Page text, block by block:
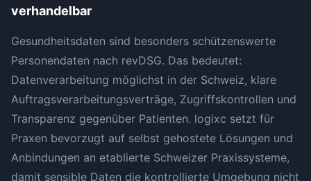
verhandelbar
Gesundheitsdaten sind besonders schützenswerte
Personendaten nach revDSG. Das bedeutet:
Datenverarbeitung möglichst in der Schweiz, klare
Auftragsverarbeitungsverträge, Zugriffskontrollen und
Transparenz gegenüber Patienten. logixc setzt für
Praxen bevorzugt auf selbst gehostete Lösungen und
Anbindungen an etablierte Schweizer Praxissysteme,
damit sensible Daten die kontrollierte Umgebung nicht